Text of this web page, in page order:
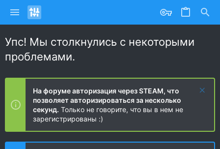
Упс! Мы столкнулись с некоторыми
проблемами.
На форуме авторизация через STEAM, что
позволяет авторизироваться за несколько
секунд. Только не говорите, что вы в нем не
зарегистрированы :)